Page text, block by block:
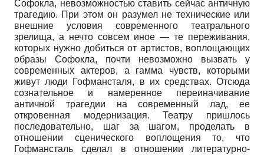
Софокла, невозможностью ставить сейчас античную
трагедию. При этом он разумел не технические или
внешние условия современного театрального
зрелища, а нечто совсем иное — те переживания,
которых нужно добиться от артистов, воплощающих
образы Софокла, почти невозможно вызвать у
современных актеров, а гамма чувств, которыми
живут люди Гофмансталя, в их средствах. Отсюда
сознательное и намеренное переиначивание
античной трагедии на современный лад, ее
откровенная модернизация. Театру пришлось
последовательно, шаг за шагом, проделать в
отношении сценического воплощения то, что
Гофмансталь сделал в отношении литературно­